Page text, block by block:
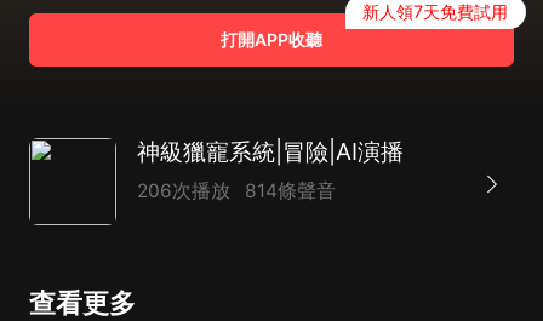
打開APP收聽
新人領7天免費試用
神級獵寵系統|冒險|AI演播
206次播放 814條聲音
查看更多